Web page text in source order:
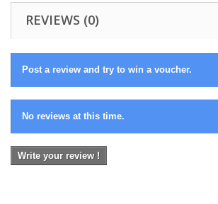
REVIEWS (0)
Post a review and try to win a voucher.
No reviews at this time.
Write your review !